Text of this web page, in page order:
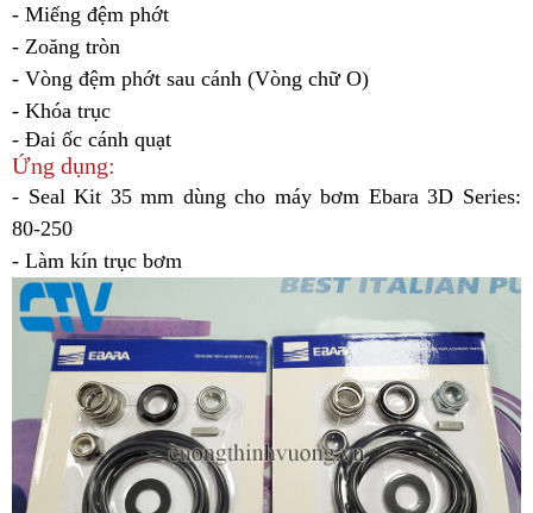
- Miếng đệm phớt
- Zoăng tròn
- Vòng đệm phớt sau cánh (Vòng chữ O)
- Khóa trục
- Đai ốc cánh quạt
Ứng dụng:
- Seal Kit 35 mm dùng cho máy bơm Ebara 3D Series:
80-250
- Làm kín trục bơm